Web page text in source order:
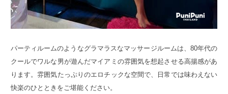
パーティルームのようなグラマラスなマッサージルームは、80年代の
クールでワルな男が遊んだマイアミの雰囲気を想起させる高揚感があ
ります。雰囲気たっぷりのエロチックな空間で、日常では味わえない
快楽のひとときをご堪能ください。